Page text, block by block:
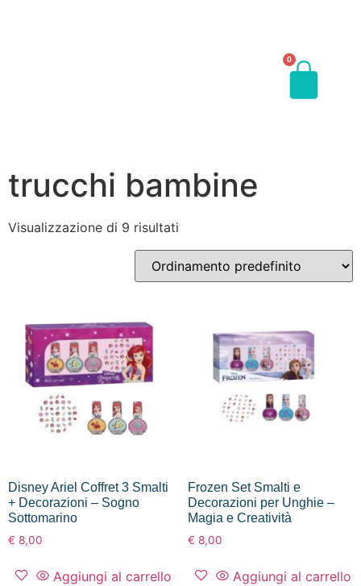
0
trucchi bambine
Visualizzazione di 9 risultati
Disney Ariel Coffret 3 Smalti
+ Decorazioni – Sogno
Sottomarino
€ 8,00
Aggiungi al carrello
Frozen Set Smalti e
Decorazioni per Unghie –
Magia e Creatività
€ 8,00
Aggiungi al carrello